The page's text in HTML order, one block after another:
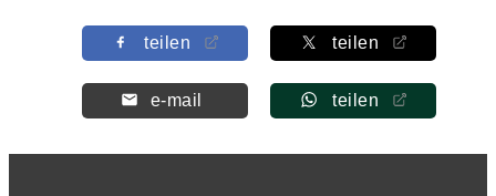
teilen teilen
e-mail teilen